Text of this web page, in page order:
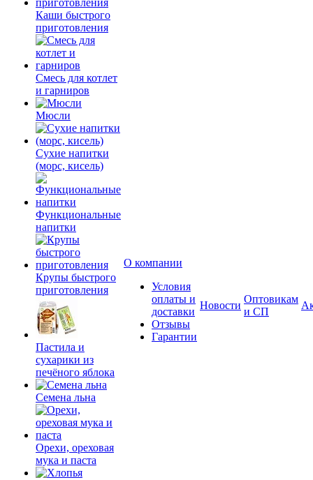
Каши быстрого
приготовления
Смесь для котлет
и гарниров
Мюсли
Сухие напитки
(морс, кисель)
Функциональные
напитки
Крупы быстрого
приготовления
Пастила и
сухарики из
печёного яблока
Семена льна
Орехи, ореховая
мука и паста
О компании
Условия
оплаты и
доставки
Отзывы
Гарантии
Новости
Оптовикам
и СП